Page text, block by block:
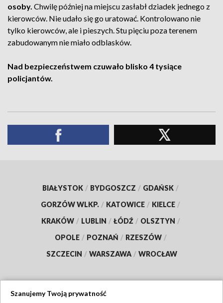
osoby. Chwilę później na miejscu zasłabł dziadek jednego z
kierowców. Nie udało się go uratować. Kontrolowano nie
tylko kierowców, ale i pieszych. Stu pięciu poza terenem
zabudowanym nie miało odblasków.
Nad bezpieczeństwem czuwało blisko 4 tysiące
policjantów.
BIAŁYSTOK / BYDGOSZCZ / GDAŃSK /
GORZÓW WLKP. / KATOWICE / KIELCE /
KRAKÓW / LUBLIN / ŁÓDŹ / OLSZTYN /
OPOLE / POZNAŃ / RZESZÓW /
SZCZECIN / WARSZAWA / WROCŁAW
Szanujemy Twoją prywatność